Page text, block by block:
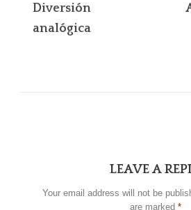
navigation
Diversión
analógica
LEAVE A
Your email address will not be
are marked *